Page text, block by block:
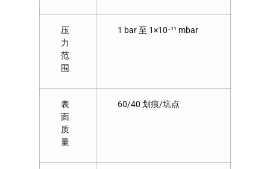
压
力
范
围
1 bar 至 1×10⁻¹¹ mbar
表
面
质
量
60/40 划痕/坑点